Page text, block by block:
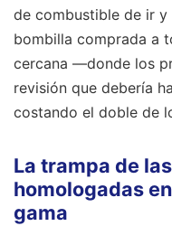
de combustible de ir
bombilla comprada a
cercana —donde los
revisión que debería
costando el doble de
La trampa de
homologadas
gama